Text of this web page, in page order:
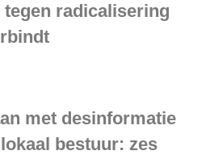
tegen radicalisering
met desinformatie
bestuur: zes